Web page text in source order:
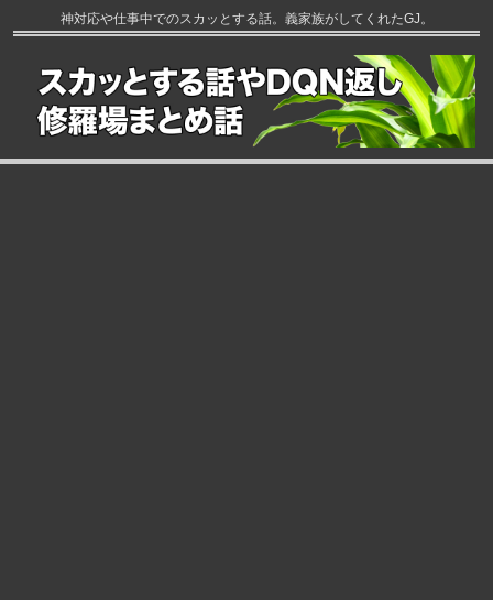
神対応や仕事中でのスカッとする話。義家族がしてくれたGJ。